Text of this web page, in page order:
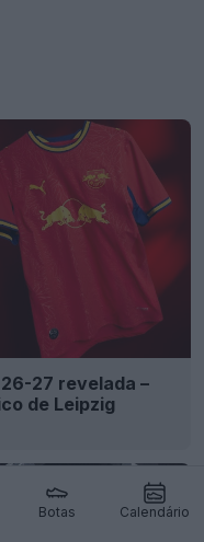
Botas Calendário
27 revelada –
de Leipzig